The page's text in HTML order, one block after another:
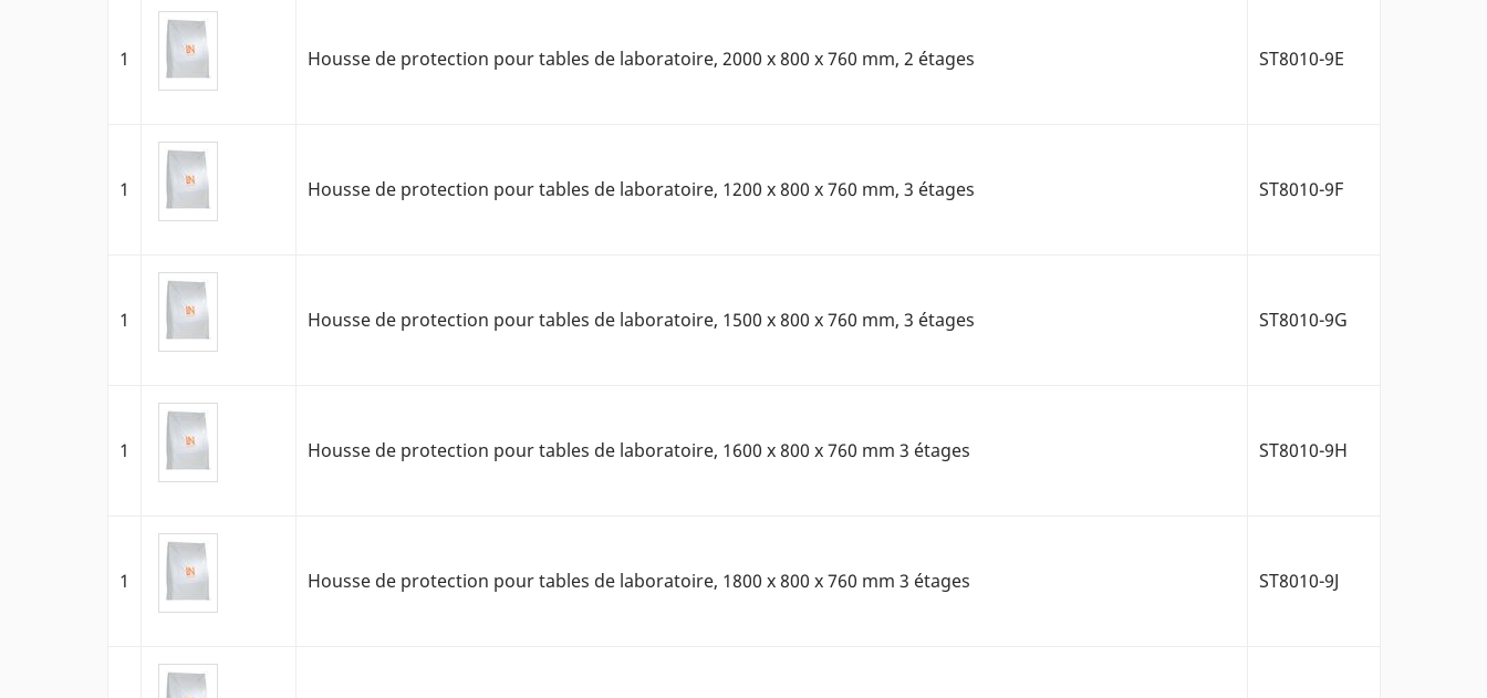
1 Housse de protection pour tables de laboratoire, 2000 x 800 x 760 mm, 2 étages ST8010-9E
1 Housse de protection pour tables de laboratoire, 1200 x 800 x 760 mm, 3 étages ST8010-9F
1 Housse de protection pour tables de laboratoire, 1500 x 800 x 760 mm, 3 étages ST8010-9G
1 Housse de protection pour tables de laboratoire, 1600 x 800 x 760 mm 3 étages ST8010-9H
1 Housse de protection pour tables de laboratoire, 1800 x 800 x 760 mm 3 étages ST8010-9J